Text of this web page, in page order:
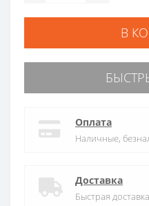
В
Оплата
Наличные,
Доставка
Быстрая